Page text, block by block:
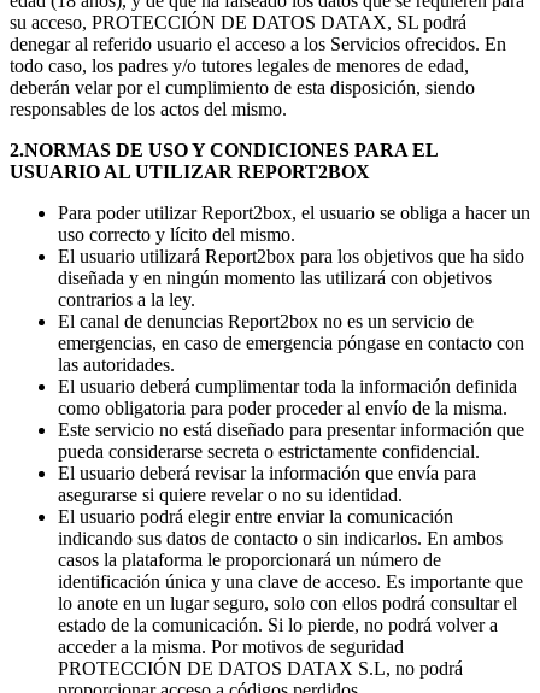
su acceso, PROTECCIÓN DE DATOS DATAX, SL podrá
denegar al referido usuario el acceso a los Servicios ofrecidos. En
todo caso, los padres y/o tutores legales de menores de edad,
deberán velar por el cumplimiento de esta disposición, siendo
responsables de los actos del mismo.
2.NORMAS DE USO Y CONDICIONES PARA EL
USUARIO AL UTILIZAR REPORT2BOX
Para poder utilizar Report2box, el usuario se obliga a hacer un
uso correcto y lícito del mismo.
El usuario utilizará Report2box para los objetivos que ha sido
diseñada y en ningún momento las utilizará con objetivos
contrarios a la ley.
El canal de denuncias Report2box no es un servicio de
emergencias, en caso de emergencia póngase en contacto con
las autoridades.
El usuario deberá cumplimentar toda la información definida
como obligatoria para poder proceder al envío de la misma.
Este servicio no está diseñado para presentar información que
pueda considerarse secreta o estrictamente confidencial.
El usuario deberá revisar la información que envía para
asegurarse si quiere revelar o no su identidad.
El usuario podrá elegir entre enviar la comunicación
indicando sus datos de contacto o sin indicarlos. En ambos
casos la plataforma le proporcionará un número de
identificación única y una clave de acceso. Es importante que
lo anote en un lugar seguro, solo con ellos podrá consultar el
estado de la comunicación. Si lo pierde, no podrá volver a
acceder a la misma. Por motivos de seguridad
PROTECCIÓN DE DATOS DATAX S.L, no podrá